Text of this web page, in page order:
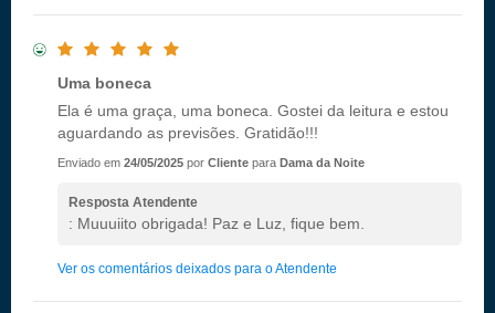
Uma boneca
Ela é uma graça, uma boneca. Gostei da leitura e estou
aguardando as previsões. Gratidão!!!
Enviado em 24/05/2025 por Cliente para Dama da Noite
Resposta Atendente
: Muuuiito obrigada! Paz e Luz, fique bem.
Ver os comentários deixados para o Atendente